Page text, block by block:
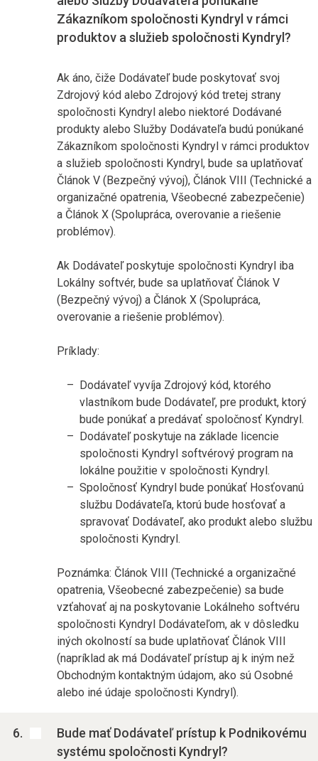
Zákazníkom spoločnosti Kyndryl v rámci
produktov a služieb spoločnosti Kyndryl?
Ak áno, čiže Dodávateľ bude poskytovať svoj
Zdrojový kód alebo Zdrojový kód tretej strany
spoločnosti Kyndryl alebo niektoré Dodávané
produkty alebo Služby Dodávateľa budú ponúkané
Zákazníkom spoločnosti Kyndryl v rámci produktov
a služieb spoločnosti Kyndryl, bude sa uplatňovať
Článok V (Bezpečný vývoj), Článok VIII (Technické a
organizačné opatrenia, Všeobecné zabezpečenie)
a Článok X (Spolupráca, overovanie a riešenie
problémov).
Ak Dodávateľ poskytuje spoločnosti Kyndryl iba
Lokálny softvér, bude sa uplatňovať Článok V
(Bezpečný vývoj) a Článok X (Spolupráca,
overovanie a riešenie problémov).
Príklady:
Dodávateľ vyvíja Zdrojový kód, ktorého
vlastníkom bude Dodávateľ, pre produkt, ktorý
bude ponúkať a predávať spoločnosť Kyndryl.
Dodávateľ poskytuje na základe licencie
spoločnosti Kyndryl softvérový program na
lokálne použitie v spoločnosti Kyndryl.
Spoločnosť Kyndryl bude ponúkať Hosťovanú
službu Dodávateľa, ktorú bude hosťovať a
spravovať Dodávateľ, ako produkt alebo službu
spoločnosti Kyndryl.
Poznámka: Článok VIII (Technické a organizačné
opatrenia, Všeobecné zabezpečenie) sa bude
vzťahovať aj na poskytovanie Lokálneho softvéru
spoločnosti Kyndryl Dodávateľom, ak v dôsledku
iných okolností sa bude uplatňovať Článok VIII
(napríklad ak má Dodávateľ prístup aj k iným než
Obchodným kontaktným údajom, ako sú Osobné
alebo iné údaje spoločnosti Kyndryl).
Bude mať Dodávateľ prístup k Podnikovému
systému spoločnosti Kyndryl?